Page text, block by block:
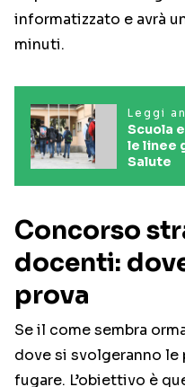
informatizzato e avrà
minuti.
Leggi
Scuola
le linee
Salute
Concorso
docenti:
prova
Se il come sembra
dove si svolgeranno
fugare. L’obiettivo è